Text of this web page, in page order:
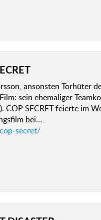
ansonsten Torhüter
sein ehemaliger
COP SECRET feierte im
bei…
secret/